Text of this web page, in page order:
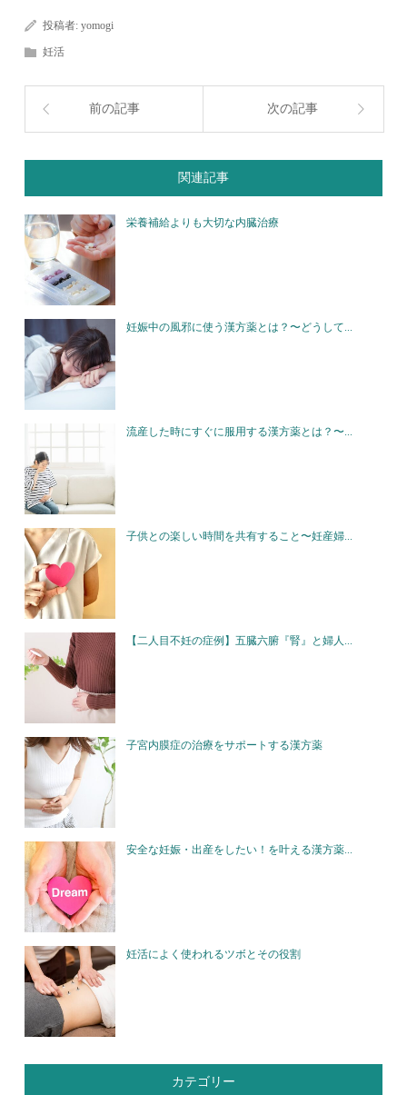
投稿者:yomogi
妊活
前の記事 次の記事
関連記事
栄養補給よりも大切な内臓治療
妊娠中の風邪に使う漢方薬とは？〜どうして...
流産した時にすぐに服用する漢方薬とは？〜...
子供との楽しい時間を共有すること〜妊産婦...
【二人目不妊の症例】五臓六腑『腎』と婦人...
子宮内膜症の治療をサポートする漢方薬
安全な妊娠・出産をしたい！を叶える漢方薬...
妊活によく使われるツボとその役割
カテゴリー